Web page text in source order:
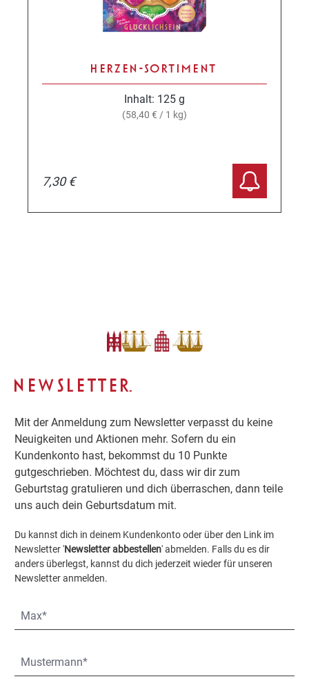
HERZEN-SORTIMENT
Inhalt: 125 g
(58,40 € / 1 kg)
7,30 €
NEWSLETTER.
Mit der Anmeldung zum Newsletter verpasst du keine
Neuigkeiten und Aktionen mehr. Sofern du ein
Kundenkonto hast, bekommst du 10 Punkte
gutgeschrieben. Möchtest du, dass wir dir zum
Geburtstag gratulieren und dich überraschen, dann teile
uns auch dein Geburtsdatum mit.
Du kannst dich in deinem Kundenkonto oder über den Link im
Newsletter 'Newsletter abbestellen' abmelden. Falls du es dir
anders überlegst, kannst du dich jederzeit wieder für unseren
Newsletter anmelden.